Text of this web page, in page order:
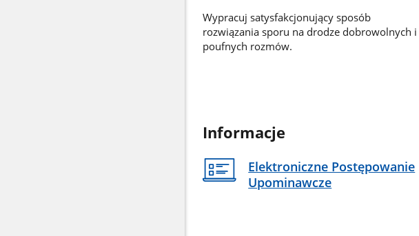
Wypracuj satysfakcjonujący sposób
rozwiązania sporu na drodze dobrowolnych i
poufnych rozmów.
Informacje
Elektroniczne Postępowanie
Upominawcze